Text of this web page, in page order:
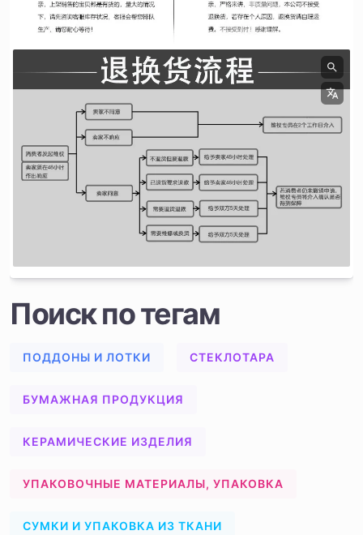
Поиск по тегам
ПОДДОНЫ И ЛОТКИ СТЕКЛОТАРА
БУМАЖНАЯ ПРОДУКЦИЯ
КЕРАМИЧЕСКИЕ ИЗДЕЛИЯ
УПАКОВОЧНЫЕ МАТЕРИАЛЫ, УПАКОВКА
СУМКИ И УПАКОВКА ИЗ ТКАНИ